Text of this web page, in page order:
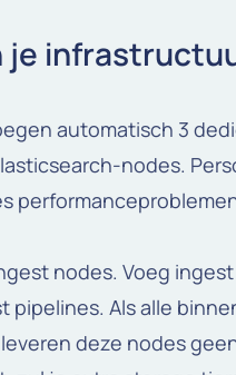
je
automatisch 3
nodes.
nodes. Voeg
pipelines. Als alle
deze nodes